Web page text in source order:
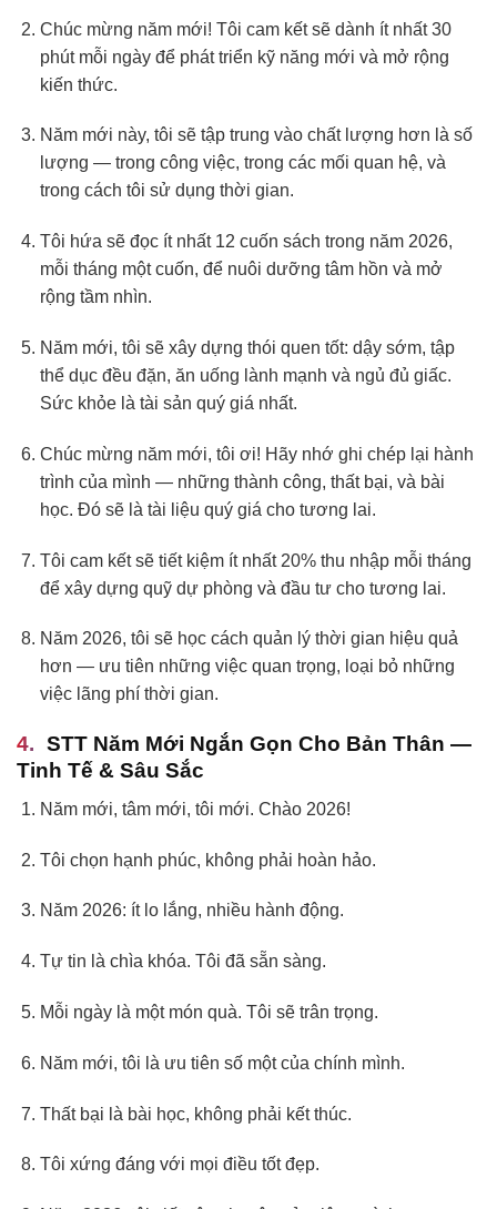
Chúc mừng năm mới! Tôi cam kết sẽ dành ít nhất 30
phút mỗi ngày để phát triển kỹ năng mới và mở rộng
kiến thức.
Năm mới này, tôi sẽ tập trung vào chất lượng hơn là số
lượng — trong công việc, trong các mối quan hệ, và
trong cách tôi sử dụng thời gian.
Tôi hứa sẽ đọc ít nhất 12 cuốn sách trong năm 2026,
mỗi tháng một cuốn, để nuôi dưỡng tâm hồn và mở
rộng tầm nhìn.
Năm mới, tôi sẽ xây dựng thói quen tốt: dậy sớm, tập
thể dục đều đặn, ăn uống lành mạnh và ngủ đủ giấc.
Sức khỏe là tài sản quý giá nhất.
Chúc mừng năm mới, tôi ơi! Hãy nhớ ghi chép lại hành
trình của mình — những thành công, thất bại, và bài
học. Đó sẽ là tài liệu quý giá cho tương lai.
Tôi cam kết sẽ tiết kiệm ít nhất 20% thu nhập mỗi tháng
để xây dựng quỹ dự phòng và đầu tư cho tương lai.
Năm 2026, tôi sẽ học cách quản lý thời gian hiệu quả
hơn — ưu tiên những việc quan trọng, loại bỏ những
việc lãng phí thời gian.
STT Năm Mới Ngắn Gọn Cho Bản Thân —
Tinh Tế & Sâu Sắc
Năm mới, tâm mới, tôi mới. Chào 2026!
Tôi chọn hạnh phúc, không phải hoàn hảo.
Năm 2026: ít lo lắng, nhiều hành động.
Tự tin là chìa khóa. Tôi đã sẵn sàng.
Mỗi ngày là một món quà. Tôi sẽ trân trọng.
Năm mới, tôi là ưu tiên số một của chính mình.
Thất bại là bài học, không phải kết thúc.
Tôi xứng đáng với mọi điều tốt đẹp.